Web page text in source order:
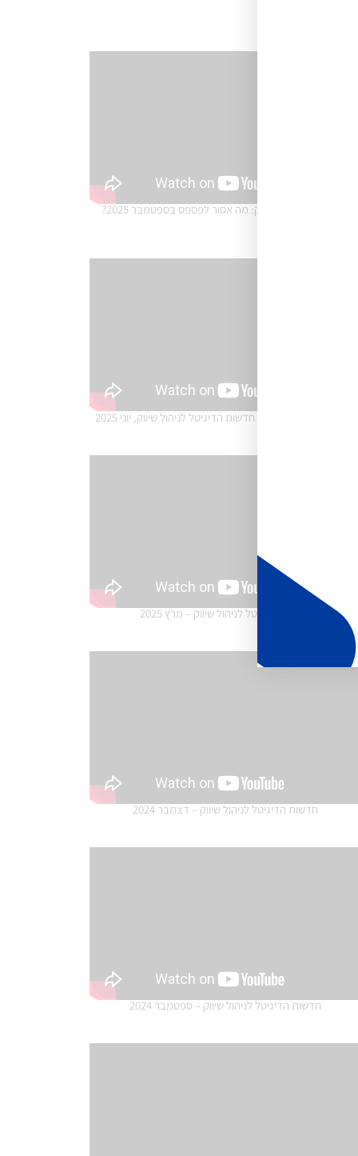
חדשות הדיגיטל לשיווק: מה אסור לפספס בספטמבר 2025?
גוגל נפרדת מהחיפוש – חדשות הדיגיטל לניהול שיווק, יוני 2025
חדשות הדיגיטל לניהול שיווק – מרץ 2025
חדשות הדיגיטל לניהול שיווק – דצמבר 2024
חדשות הדיגיטל לניהול שיווק – ספטמבר 2024